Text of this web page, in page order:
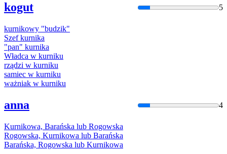
kogut 5
kurnikowy "budzik"
Szefkurnika
"pan" kurnika
Władca w kurniku
rządzi w kurniku
samiec w kurniku
ważniak w kurniku
anna 4
Kurnikowa, Barańska lub Rogowska
Rogowska, Kurnikowa lub Barańska
Barańska, Rogowska lub Kurnikowa